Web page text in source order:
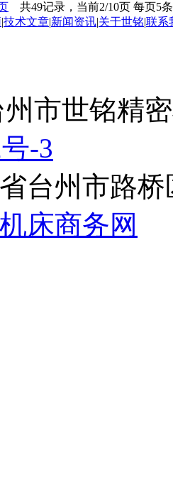
共49记录，当前2/10页 每页5
|技术文章|新闻资讯|关于世铭|联系
市世铭精
-3
台州市路
机床商务网